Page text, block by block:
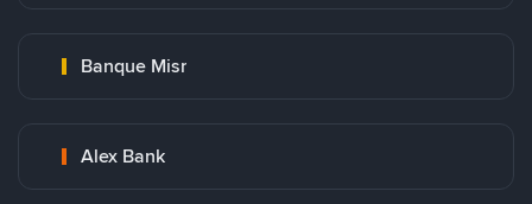
Banque Misr
Alex Bank